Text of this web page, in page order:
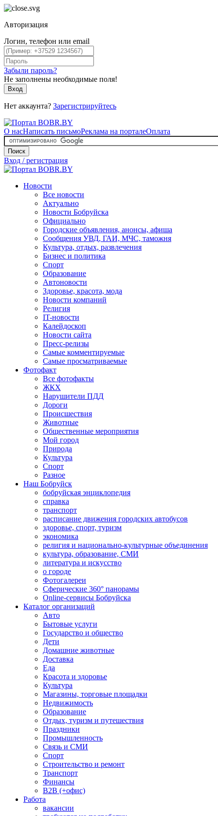
Авторизация
Логин, телефон или email
Забыли пароль?
Не заполнены необходимые поля!
Вход
Нет аккаунта? Зарегистрируйтесь
О насНаписать письмоРеклама на порталеОплата
Поиск
Вход / регистрация
Новости
Все новости
Актуально
Новости Бобруйска
Официально
Городские объявления, анонсы, афиша
Сообщения УВД, ГАИ, МЧС, таможня
Культура, отдых, развлечения
Бизнес и политика
Спорт
Образование
Автоновости
Здоровье, красота, мода
Новости компаний
Религия
IT-новости
Калейдоскоп
Новости сайта
Пресс-релизы
Самые комментируемые
Самые просматриваемые
Фотофакт
Все фотофакты
ЖКХ
Нарушители ПДД
Дороги
Происшествия
Животные
Общественные мероприятия
Мой город
Природа
Культура
Спорт
Разное
Наш Бобруйск
бобруйская энциклопедия
справка
транспорт
расписание движения городских автобусов
здоровье, спорт, туризм
экономика
религия и национально-культурные объединения
культура, образование, СМИ
литература и искусство
о городе
Фотогалереи
Сферические 360° панорамы
Online-сервисы Бобруйска
Каталог организаций
Авто
Бытовые услуги
Государство и общество
Дети
Домашние животные
Доставка
Еда
Красота и здоровье
Культура
Магазины, торговые площадки
Недвижимость
Образование
Отдых, туризм и путешествия
Праздники
Промышленность
Связь и СМИ
Спорт
Строительство и ремонт
Транспорт
Финансы
B2B (+офис)
Работа
вакансии